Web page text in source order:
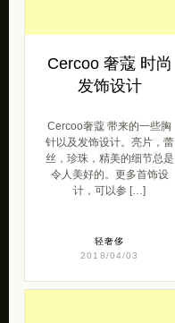
Cercoo 奢蔻 时尚
发饰设计
Cercoo奢蔻 带来的一些胸
针以及发饰设计。亮片，蕾
丝，珍珠，精美的细节总是
令人美好的。更多首饰设
计，可以参 […]
轻奢侈
2018/04/03